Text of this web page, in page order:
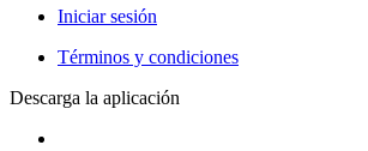
Iniciar sesión
Términos y condiciones
Descarga la aplicación